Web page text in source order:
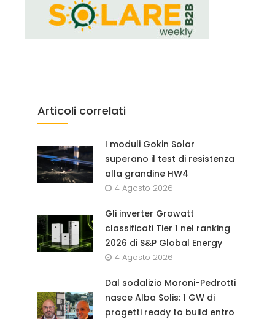
Articoli correlati
I moduli Gokin Solar
superano il test di resistenza
alla grandine HW4
4 Agosto 2026
Gli inverter Growatt
classificati Tier 1 nel ranking
2026 di S&P Global Energy
4 Agosto 2026
Dal sodalizio Moroni-Pedrotti
nasce Alba Solis: 1 GW di
progetti ready to build entro